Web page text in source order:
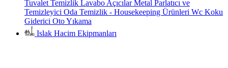
Tuvalet Temizlik Lavabo AçıcılarMetal Parlatıcı ve
Temizleyici Oda Temizlik - Housekeeping Ürünleri Wc Koku
Giderici Oto Yıkama
Islak Hacim Ekipmanları